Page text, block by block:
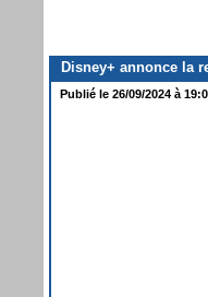
Disney+ annonce la
Publié le 26/09/2024 à